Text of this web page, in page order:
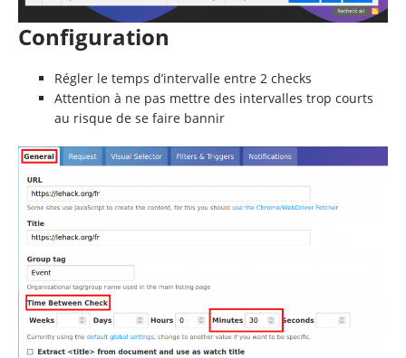
Configuration
Régler le temps d’intervalle entre 2 checks
Attention à ne pas mettre des intervalles trop courts
au risque de se faire bannir